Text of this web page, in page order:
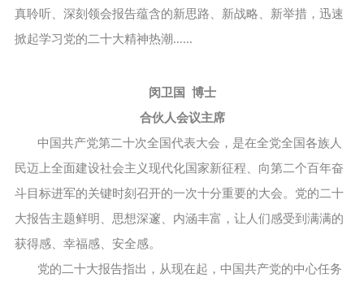
真聆听、深刻领会报告蕴含的新思路、新战略、新举措，迅速
掀起学习党的二十大精神热潮......
闵卫国 博士
合伙人会议主席
中国共产党第二十次全国代表大会，是在全党全国各族人
民迈上全面建设社会主义现代化国家新征程、向第二个百年奋
斗目标进军的关键时刻召开的一次十分重要的大会。党的二十
大报告主题鲜明、思想深邃、内涵丰富，让人们感受到满满的
获得感、幸福感、安全感。
党的二十大报告指出，从现在起，中国共产党的中心任务